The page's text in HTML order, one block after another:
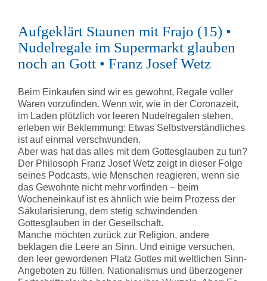
Kortizes Website
Aufgeklärt Staunen mit Frajo (15) •
Nudelregale im Supermarkt glauben
noch an Gott • Franz Josef Wetz
Beim Einkaufen sind wir es gewohnt, Regale voller
Waren vorzufinden. Wenn wir, wie in der Coronazeit,
im Laden plötzlich vor leeren Nudelregalen stehen,
erleben wir Beklemmung: Etwas Selbstverständliches
ist auf einmal verschwunden.
Aber was hat das alles mit dem Gottesglauben zu tun?
Der Philosoph Franz Josef Wetz zeigt in dieser Folge
seines Podcasts, wie Menschen reagieren, wenn sie
das Gewohnte nicht mehr vorfinden – beim
Wocheneinkauf ist es ähnlich wie beim Prozess der
Säkularisierung, dem stetig schwindenden
Gottesglauben in der Gesellschaft.
Manche möchten zurück zur Religion, andere
beklagen die Leere an Sinn. Und einige versuchen,
den leer gewordenen Platz Gottes mit weltlichen Sinn-
Angeboten zu füllen. Nationalismus und überzogener